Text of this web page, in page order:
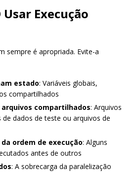
Execução
sempre é apropriada. Evite-a
estado: Variáveis globais,
compartilhados
compartilhados: Arquivos
dados de teste ou arquivos de
ordem de execução: Alguns
antes de outros
: A sobrecarga da paralelização